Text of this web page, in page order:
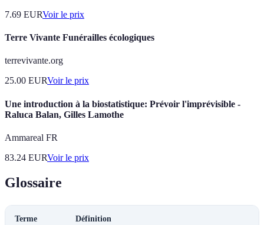
7.69 EURVoir le prix
Terre Vivante Funérailles écologiques
terrevivante.org
25.00 EURVoir le prix
Une introduction à la biostatistique: Prévoir l'imprévisible -
Raluca Balan, Gilles Lamothe
Ammareal FR
83.24 EURVoir le prix
Glossaire
Terme Définition